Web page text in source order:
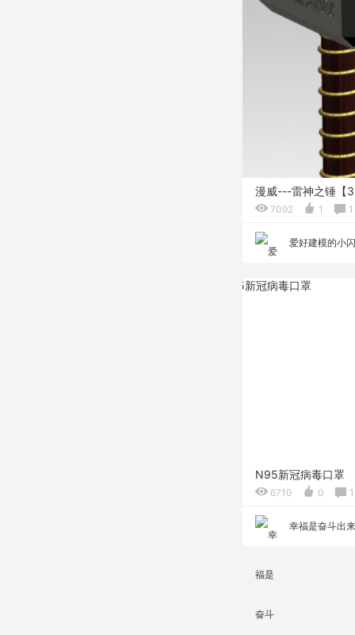
漫威---雷神之锤【
7092 1 1
爱好建模的小
N95新冠病毒口罩
6710 0 1
幸福是奋斗出来